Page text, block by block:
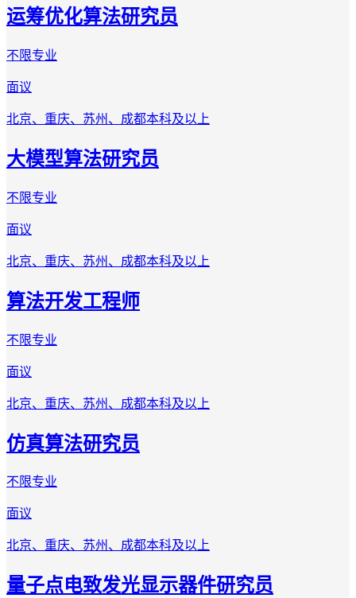
运筹优化算法研究员
不限专业
面议
北京、重庆、苏州、成都本科及以上
大模型算法研究员
不限专业
面议
北京、重庆、苏州、成都本科及以上
算法开发工程师
不限专业
面议
北京、重庆、苏州、成都本科及以上
仿真算法研究员
不限专业
面议
北京、重庆、苏州、成都本科及以上
量子点电致发光显示器件研究员